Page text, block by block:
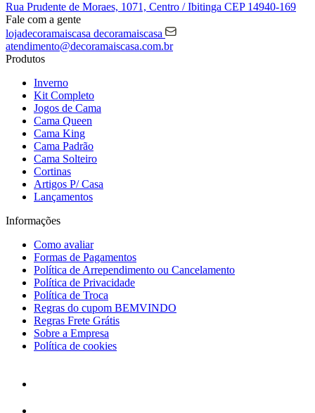
Rua Prudente de Moraes, 1071, Centro / Ibitinga CEP 14940-169
Fale com a gente
lojadecoramaiscasa decoramaiscasa
atendimento@decoramaiscasa.com.br
Produtos
Inverno
Kit Completo
Jogos de Cama
Cama Queen
Cama King
Cama Padrão
Cama Solteiro
Cortinas
Artigos P/ Casa
Lançamentos
Informações
Como avaliar
Formas de Pagamentos
Política de Arrependimento ou Cancelamento
Política de Privacidade
Política de Troca
Regras do cupom BEMVINDO
Regras Frete Grátis
Sobre a Empresa
Política de cookies